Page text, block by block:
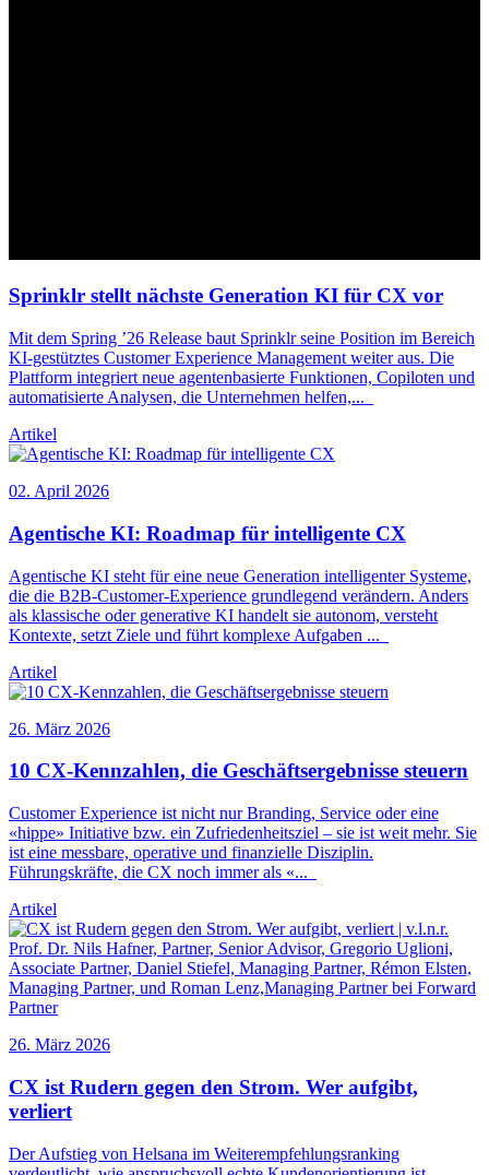
Sprinklr stellt nächste Generation KI für CX vor
Mit dem Spring ’26 Release baut Sprinklr seine Position im Bereich
KI-gestütztes Customer Experience Management weiter aus. Die
Plattform integriert neue agentenbasierte Funktionen, Copiloten und
automatisierte Analysen, die Unternehmen helfen,...
Artikel
02. April 2026
Agentische KI: Roadmap für intelligente CX
Agentische KI steht für eine neue Generation intelligenter Systeme,
die die B2B-Customer-Experience grundlegend verändern. Anders
als klassische oder generative KI handelt sie autonom, versteht
Kontexte, setzt Ziele und führt komplexe Aufgaben ...
Artikel
26. März 2026
10 CX-Kennzahlen, die Geschäftsergebnisse steuern
Customer Experience ist nicht nur Branding, Service oder eine
«hippe» Initiative bzw. ein Zufriedenheitsziel – sie ist weit mehr. Sie
ist eine messbare, operative und finanzielle Disziplin.
Führungskräfte, die CX noch immer als «...
Artikel
26. März 2026
CX ist Rudern gegen den Strom. Wer aufgibt,
verliert
Der Aufstieg von Helsana im Weiterempfehlungsranking